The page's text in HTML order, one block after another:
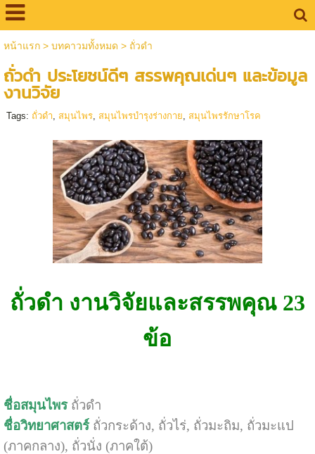
หน้าแรก> บทคาวมทั้งหมด > ถั่วดำ
ถั่วดำ ประโยชน์ดีๆ สรรพคุณเด่นๆ และข้อมูล
งานวิจัย
Tags: ถั่วดำ, สมุนไพร, สมุนไพรบำรุงร่างกาย, สมุนไพรรักษาโรค
ถั่วดำ งานวิจัยและสรรพคุณ 23
ข้อ
ชื่อสมุนไพรถั่วดำ
ชื่อวิทยาศาสตร์ ถั่วกระด้าง, ถั่วไร่, ถั่วมะถิม, ถั่วมะแป
(ภาคกลาง), ถั่วนั่ง (ภาคใต้)